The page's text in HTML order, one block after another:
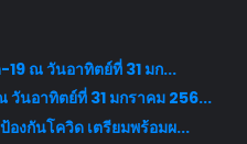
ณ วันอาทิตย์ที่ 31 มก...
นอาทิตย์ที่ 31 มกราคม 256...
องกันโควิด เตรียมพร้อมผ...